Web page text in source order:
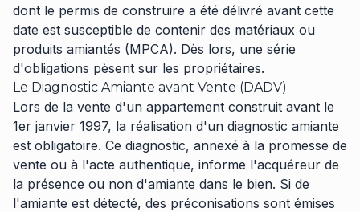
dont le permis de construire a été délivré avant cette
date est susceptible de contenir des matériaux ou
produits amiantés (MPCA). Dès lors, une série
d'obligations pèsent sur les propriétaires.
Le Diagnostic Amiante avant Vente (DADV)
Lors de la vente d'un appartement construit avant le
1er janvier 1997, la réalisation d'un diagnostic amiante
est obligatoire. Ce diagnostic, annexé à la promesse de
vente ou à l'acte authentique, informe l'acquéreur de
la présence ou non d'amiante dans le bien. Si de
l'amiante est détecté, des préconisations sont émises